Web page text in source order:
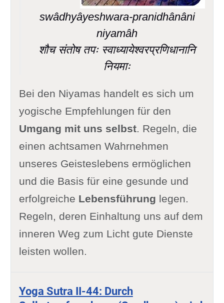
swâdhyâyeshwara-pranidhânâni
niyamâh
शौच संतोष तपः स्वाध्यायेश्वरप्रणिधानानि
नियमाः
Bei den Niyamas handelt es sich um
yogische Empfehlungen für den
Umgang mit uns selbst. Regeln, die
einen achtsamen Wahrnehmen
unseres Geisteslebens ermöglichen
und die Basis für eine gesunde und
erfolgreiche Lebensführung legen.
Regeln, deren Einhaltung uns auf dem
inneren Weg zum Licht gute Dienste
leisten wollen.
Yoga Sutra II-44: Durch